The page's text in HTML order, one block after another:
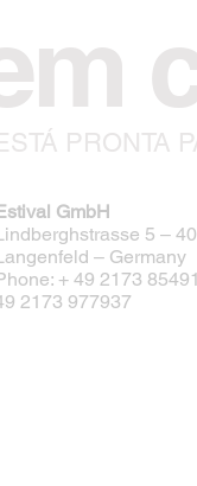
PRONTA
GmbH
5 –
– Germany
+ 49 2173
2173 977937